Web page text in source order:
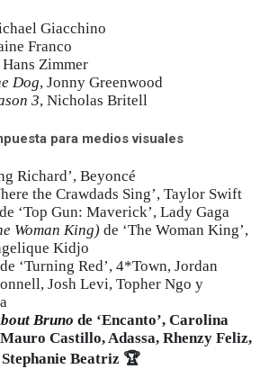
Giacchino
Franco
Hans Zimmer
Dog, Jonny Greenwood
3, Nicholas Britell
para medios visuales
Richard’, Beyoncé
the Crawdads Sing’, Taylor Swift
de ‘Top Gun: Maverick’, Lady Gaga
Woman King) de ‘The Woman King’,
Kidjo
‘Turning Red’, 4*Town, Jordan
Josh Levi, Topher Ngo y
Bruno de ‘Encanto’, Carolina
Castillo, Adassa, Rhenzy Feliz,
Beatriz 🏆